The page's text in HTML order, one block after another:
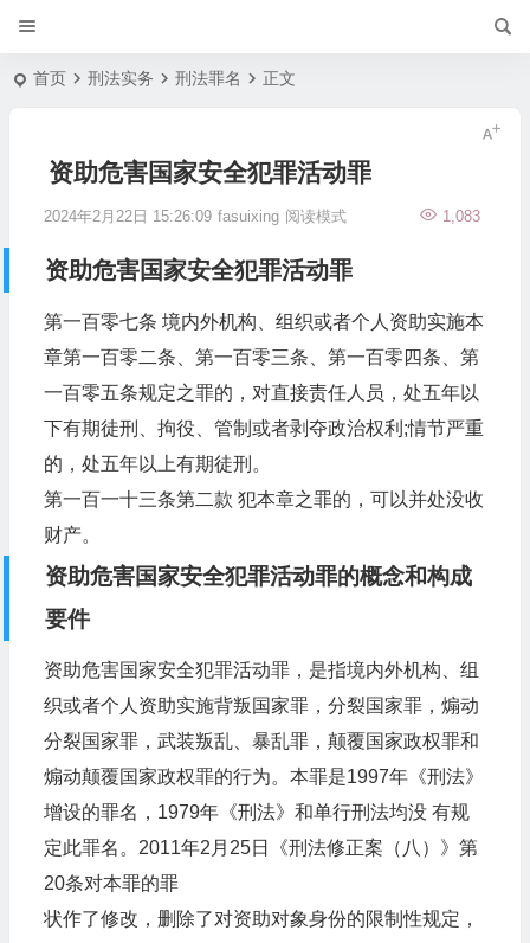
首页 刑法实务 刑法罪名 正文
资助危害国家安全犯罪活动罪
2024年2月22日 15:26:09 fasuixing 1,083
阅读模式
资助危害国家安全犯罪活动罪
第一百零七条 境内外机构、组织或者个人资助实施本
章第一百零二条、第一百零三条、第一百零四条、第
一百零五条规定之罪的，对直接责任人员，处五年以
下有期徒刑、拘役、管制或者剥夺政治权利;情节严重
的，处五年以上有期徒刑。
第一百一十三条第二款 犯本章之罪的，可以并处没收
财产。
资助危害国家安全犯罪活动罪的概念和构成
要件
资助危害国家安全犯罪活动罪，是指境内外机构、组
织或者个人资助实施背叛国家罪，分裂国家罪，煽动
分裂国家罪，武装叛乱、暴乱罪，颠覆国家政权罪和
煽动颠覆国家政权罪的行为。本罪是1997年《刑法》
增设的罪名，1979年《刑法》和单行刑法均没 有规
定此罪名。2011年2月25日《刑法修正案（八）》第
20条对本罪的罪
状作了修改，删除了对资助对象身份的限制性规定，